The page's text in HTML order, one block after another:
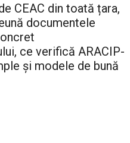
CEAC din toată țara,
documentele
ce verifică ARACIP-
şi modele de bună